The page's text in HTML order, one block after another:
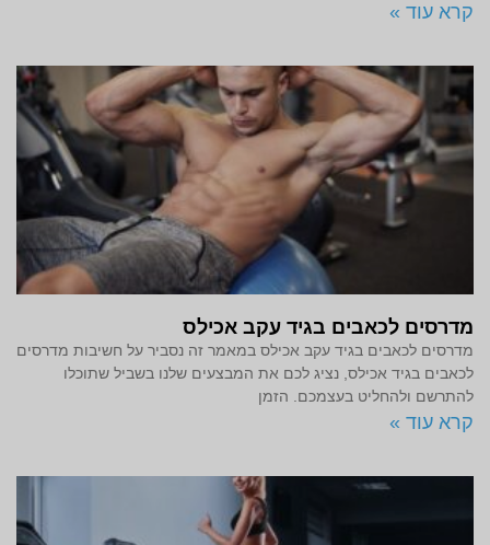
קרא עוד »
מדרסים לכאבים בגיד עקב אכילס
מדרסים לכאבים בגיד עקב אכילס במאמר זה נסביר על חשיבות מדרסים
לכאבים בגיד אכילס, נציג לכם את המבצעים שלנו בשביל שתוכלו
להתרשם ולהחליט בעצמכם. הזמן
קרא עוד »